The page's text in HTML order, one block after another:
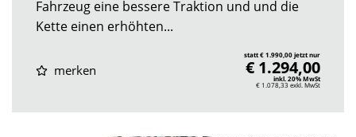
Fahrzeug eine bessere Traktion und und die
Kette einen erhöhten...
merken
statt € 1.990,00 jetzt nur
€ 1.294,00
inkl. 20% MwSt
€ 1.078,33 exkl. MwSt